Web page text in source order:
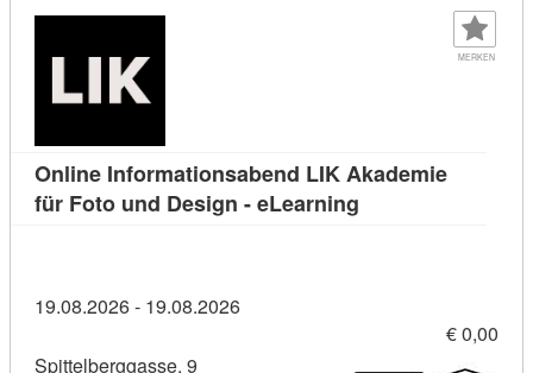
MERKEN
Online Informationsabend LIK Akademie
für Foto und Design - eLearning
19.08.2026 - 19.08.2026
€ 0,00
Spittelberggasse, 9